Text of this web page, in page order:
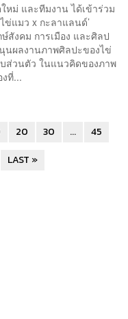
หม่ และทีมงาน ได้เข้าร่วม
ข่แมว x กะลาแลนด์’
สังคม การเมือง และศิลป
ผลงานภาพศิลปะของไข่
ส่วนตัว ในแนวคิดของภาพ
ที่...
20 30 ...
45
LAST »